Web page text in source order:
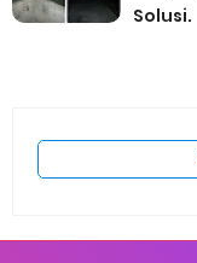
Solusi.